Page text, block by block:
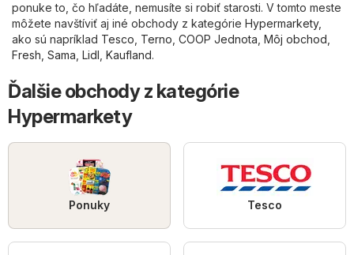
ponuke to, čo hľadáte, nemusíte si robiť starosti. V tomto meste
môžete navštíviť aj iné obchody z kategórie Hypermarkety,
ako sú napríklad Tesco Terno COOP Jednota Môj obchod
Fresh Sama Lidl Kaufland.
Ďalšie obchody z kategórie
Hypermarkety
Ponuky Tesco